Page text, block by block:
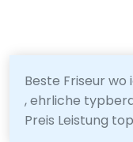
Beste Friseur wo
, ehrliche
Preis Leistung